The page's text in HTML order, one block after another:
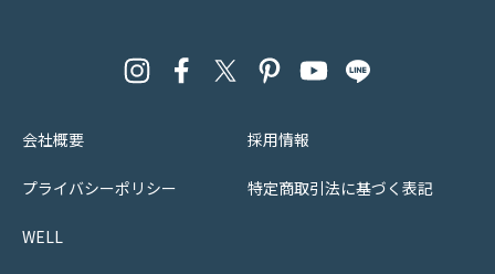
会社概要 採用情報
プライバシーポリシー 特定商取引法に基づく表記
WELL